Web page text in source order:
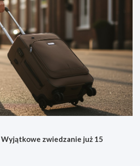
zwiedzanie już 15